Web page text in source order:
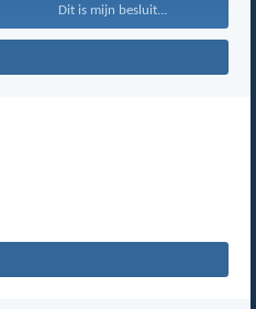
Dit is mijn besluit...